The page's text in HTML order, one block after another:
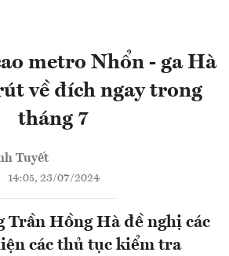
metro Nhổn - ga Hà
về đích ngay trong
tháng 7
Tuyết
14:05, 23/07/2024
Trần Hồng Hà đề nghị các
các thủ tục kiểm tra